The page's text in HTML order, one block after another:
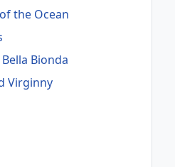
the Ocean
Bionda
Virginny